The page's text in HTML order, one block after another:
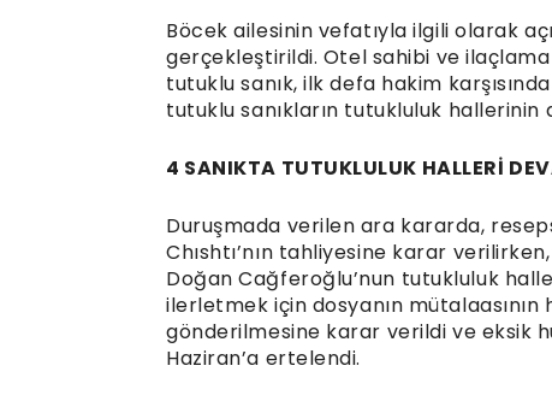
Böcek ailesinin vefatıyla ilgili olarak
gerçekleştirildi. Otel sahibi ve
tutuklu sanık, ilk defa hakim
tutuklu sanıkların tutukluluk
4 SANIKTA TUTUKLULUK HALLERİ
Duruşmada verilen ara kararda,
Chıshtı’nın tahliyesine karar verilirken,
Doğan Cağferoğlu’nun tutukluluk
ilerletmek için dosyanın mütalaasının
gönderilmesine karar verildi ve eksik
Haziran’a ertelendi.